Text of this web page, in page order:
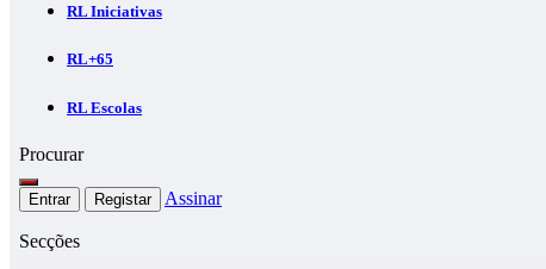
RL Iniciativas
RL+65
RL Escolas
Procurar
Entrar Registar Assinar
Secções